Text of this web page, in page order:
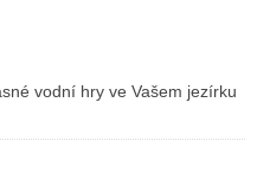
vodní hry ve Vašem jezírku